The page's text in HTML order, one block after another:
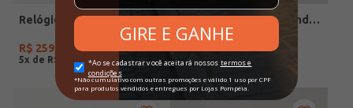
Relógio Condor Feminino DOURADO
R$ 259
5x de R$
Relógio+Acessório Condor Feminino ROSE
5 x de 55